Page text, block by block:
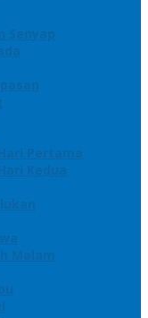
Senyap
Pertama
Kedua
Malam